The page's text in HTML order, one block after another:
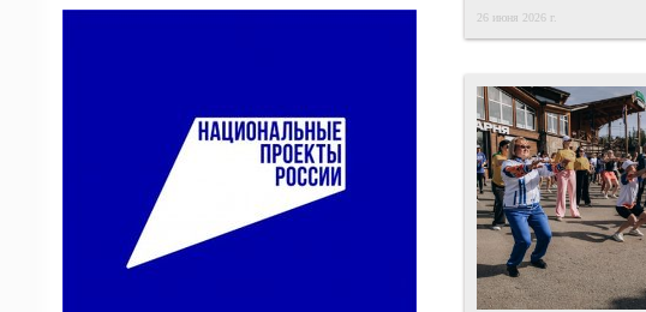
26 июня 2026 г.